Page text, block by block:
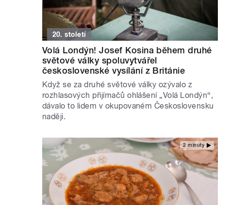
20. století
Volá Londýn! Josef Kosina během druhé
světové války spoluvytvářel
československé vysílání z Británie
Když se za druhé světové války ozývalo z
rozhlasových přijímačů ohlášení „Volá Londýn“,
dávalo to lidem v okupovaném Československu
naději.
2 minuty